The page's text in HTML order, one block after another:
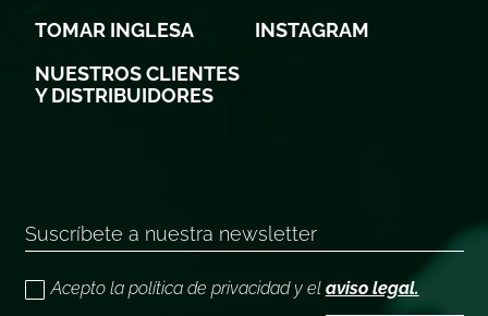
TOMAR INGLESA
NUESTROS CLIENTES
Y DISTRIBUIDORES
INSTAGRAM
Acepto la política de privacidad y el aviso legal.